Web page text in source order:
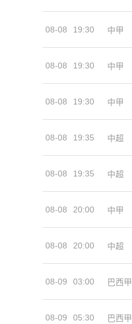
08-08 19:30 中甲
08-08 19:30 中甲
08-08 19:30 中甲
08-08 19:35 中超
08-08 19:35 中超
08-08 20:00 中甲
08-08 20:00 中超
08-09 03:00 巴西甲
08-09 05:30 巴西甲